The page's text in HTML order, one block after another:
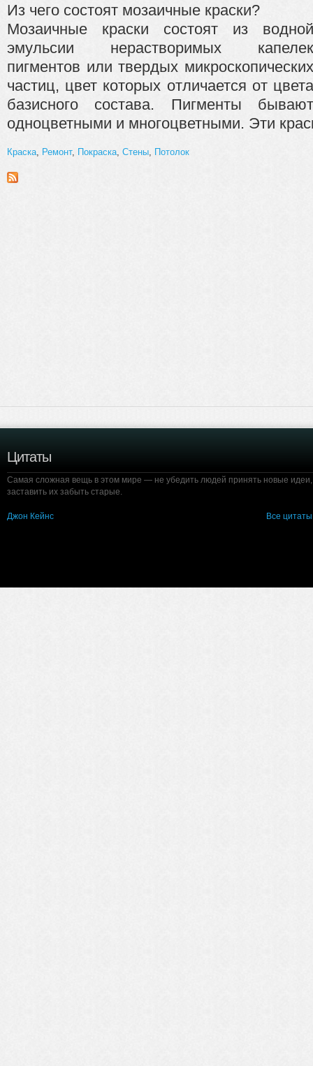
Из чего состоят мозаичные краски?
Мозаичные краски состоят из водной
эмульсии нерастворимых капелек
пигментов или твердых микроскопических
частиц, цвет которых отличается от цвета
базисного состава. Пигменты бывают
одноцветными и многоцветными. Эти
Краска, Ремонт, Покраска, Стены, Потолок
Цитаты
Самая сложная вещь в этом мире — не убедить людей принять новые
заставить их забыть старые.
Джон Кейнс Все